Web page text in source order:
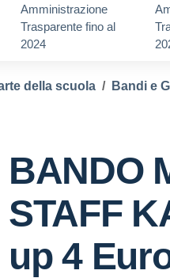
Amministrazione
Trasparente fino al
2024
della scuola Bandi e
BANDO
STAFF
up 4